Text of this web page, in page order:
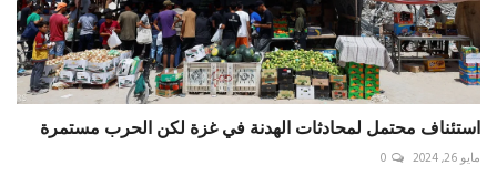
استئناف محتمل لمحادثات الهدنة في غزة لكن الحرب مستمرة
مايو 26, 2024 0